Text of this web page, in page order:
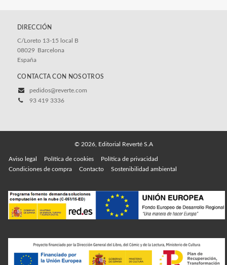
DIRECCIÓN
C/Loreto 13-15 local B
08029 Barcelona
España
CONTACTA CON NOSOTROS
pedidos@reverte.com
93 419 3336
© 2026, Editorial Reverté S.A
Aviso legal Política de cookies
Política de privacidad
Condiciones de compra
Contacto Sostenibilidad ambiental